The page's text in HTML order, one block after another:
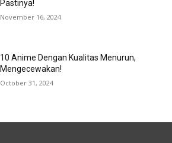
Pastinya!
November 16, 2024
10 Anime Dengan Kualitas Menurun,
Mengecewakan!
October 31, 2024